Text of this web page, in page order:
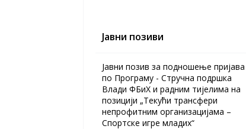
Јавни позиви
Јавни позив за подношење пријава
по Програму - Стручна подршка
Влади ФБиХ и радним тијелима на
позицији „Текући трансфери
непрофитним организацијама –
Спортске игре младих“